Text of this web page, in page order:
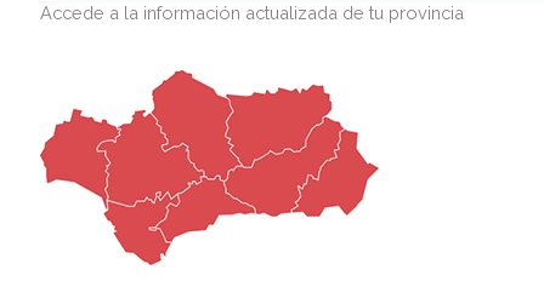
Accede a la información actualizada de tu provincia